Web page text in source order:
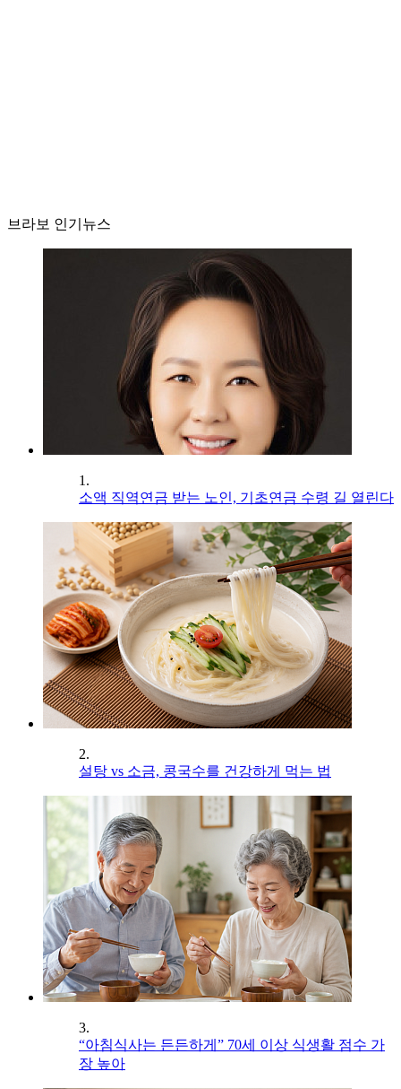
브라보 인기뉴스
1.
소액 직역연금 받는 노인, 기초연금 수령 길 열린다
2.
설탕 vs 소금, 콩국수를 건강하게 먹는 법
3.
“아침식사는 든든하게” 70세 이상 식생활 점수 가
장 높아